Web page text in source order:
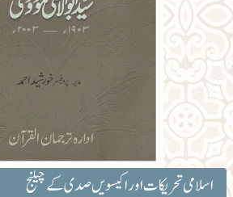
اسلامی تحریکات اور اکیسویں صدی کے چیلنج